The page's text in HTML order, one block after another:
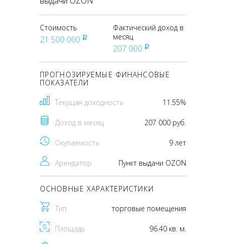
Стоимость
21 500 000 pуб
Фактический доход в
месяц
207 000 pуб
ПРОГНОЗИРУЕМЫЕ ФИНАНСОВЫЕ
ПОКАЗАТЕЛИ
Текущая доходность 11.55%
Доход в месяц 207 000 руб.
Окупаемость 9 лет
Арендатор Пункт выдачи OZON
ОСНОВНЫЕ ХАРАКТЕРИСТИКИ
Тип торговые помещения
Площадь 96.40 кв. м.